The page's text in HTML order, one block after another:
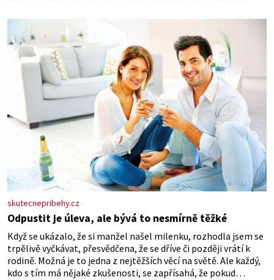
koloběžce a den zakončit poznáváním památek ve Velkých
Losinách nebo v termálním
skutecnepribehy.cz
Odpustit je úleva, ale bývá to nesmírně těžké
Když se ukázalo, že si manžel našel milenku, rozhodla jsem se
trpělivě vyčkávat, přesvědčena, že se dříve či později vrátí k
rodině. Možná je to jedna z nejtěžších věcí na světě. Ale každý,
kdo s tím má nějaké zkušenosti, se zapřísahá, že pokud